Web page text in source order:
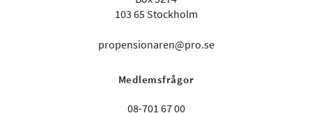
103 65 Stockholm
propensionaren@pro.se
Medlemsfrågor
08-701 67 00